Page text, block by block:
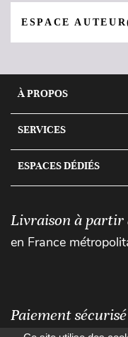
ESPACE
À PROPOS
SERVICES
ESPACES DÉDIÉS
Livraison à partir
en France
Paiement sécurisé